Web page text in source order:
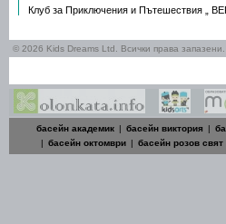
Клуб за Приключения и Пътешествия „
© 2026 Kids Dreams Ltd. Всички права запазени.
басейн академик | басейн виктория |
| басейн октомври | басейн розов свят